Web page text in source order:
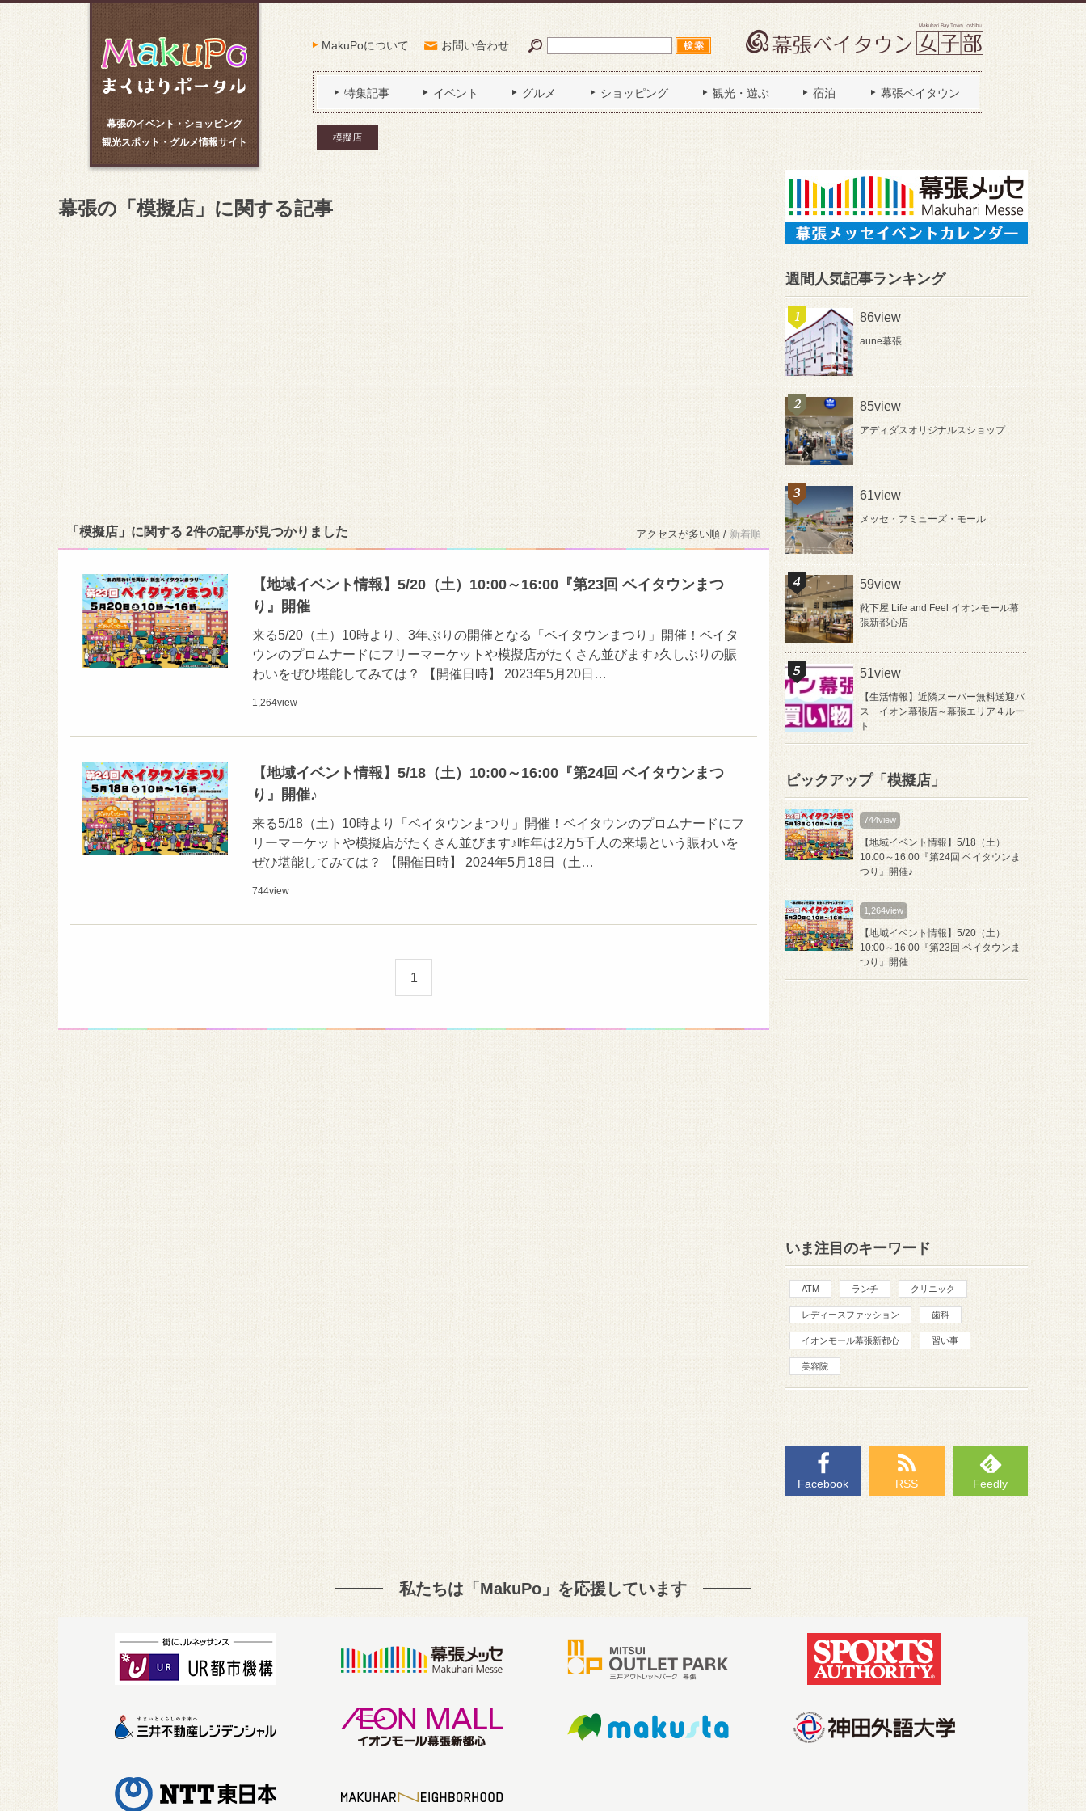
幕張のイベント・ショッピング
観光スポット・グルメ情報サイト
MakuPoについて お問い合わせ
特集記事 イベント グルメ ショッピング 観光・遊ぶ 宿泊 幕張ベイタウン
模擬店
幕張の「模擬店」に関する記事
「模擬店」に関する 2件の記事が見つかりました アクセスが多い順 / 新着順
【地域イベント情報】5/20（土）10:00～16:00『第23回 ベイタウンまつ
り』開催
来る5/20（土）10時より、3年ぶりの開催となる「ベイタウンまつり」開催！ベイタ
ウンのプロムナードにフリーマーケットや模擬店がたくさん並びます♪久しぶりの賑
わいをぜひ堪能してみては？ 【開催日時】 2023年5月20日…
1,264view
【地域イベント情報】5/18（土）10:00～16:00『第24回 ベイタウンまつ
り』開催♪
来る5/18（土）10時より「ベイタウンまつり」開催！ベイタウンのプロムナードにフ
リーマーケットや模擬店がたくさん並びます♪昨年は2万5千人の来場という賑わいを
ぜひ堪能してみては？ 【開催日時】 2024年5月18日（土…
744view
1
週間人気記事ランキング
86view
aune幕張
85view
アディダスオリジナルスショップ
61view
メッセ・アミューズ・モール
59view
靴下屋 Life and Feel イオンモール幕
張新都心店
51view
【生活情報】近隣スーパー無料送迎バ
ス イオン幕張店～幕張エリア４ルー
ト
ピックアップ「模擬店」
744view
【地域イベント情報】5/18（土）
10:00～16:00『第24回 ベイタウンま
つり』開催♪
1,264view
【地域イベント情報】5/20（土）
10:00～16:00『第23回 ベイタウンま
つり』開催
いま注目のキーワード
ATM ランチ クリニック
レディースファッション 歯科
イオンモール幕張新都心 習い事
美容院
Facebook RSS Feedly
私たちは「MakuPo」を応援しています